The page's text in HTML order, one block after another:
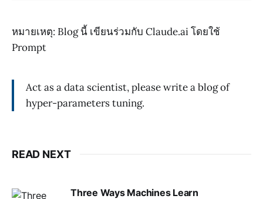
หมายเหตุ: Blog นี้ เขียนร่วมกับ Claude.ai โดยใช้
Prompt
Act as a data scientist, please write a blog of
hyper-parameters tuning.
READ NEXT
Three Ways Machines Learn